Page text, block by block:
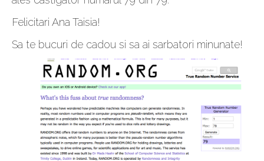
Felicitari Ana Taisia!
Sa te bucuri de cadou si sa ai sarbatori minunate!